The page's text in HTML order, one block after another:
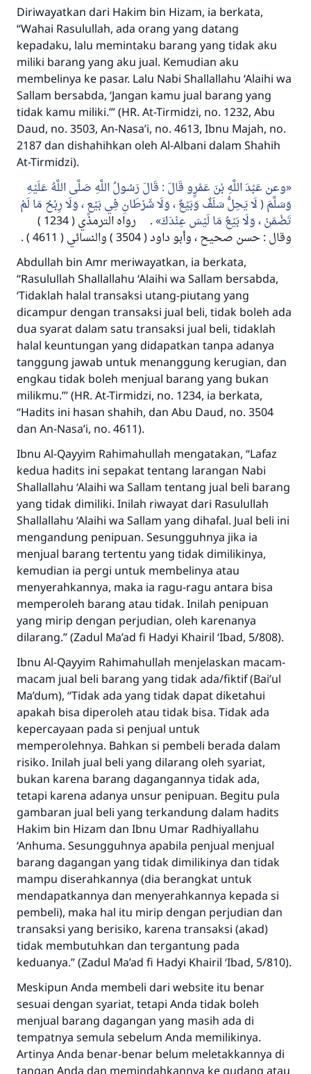
Diriwayatkan dari Hakim bin Hizam, ia berkata,
“Wahai Rasulullah, ada orang yang datang
kepadaku, lalu memintaku barang yang tidak aku
miliki barang yang aku jual. Kemudian aku
membelinya ke pasar. Lalu Nabi Shallallahu ‘Alaihi wa
Sallam bersabda, ‘Jangan kamu jual barang yang
tidak kamu miliki.’” (HR. At-Tirmidzi, no. 1232, Abu
Daud, no. 3503, An-Nasa’i, no. 4613, Ibnu Majah, no.
2187 dan dishahihkan oleh Al-Albani dalam Shahih
At-Tirmidzi).
وعن عَبْدَ اللَّهِ بْنَ عَمْرٍو قَالَ : قَالَ رَسُولُ اللَّهِ صَلَّى اللَّهُ عَلَيْهِ
وَسَلَّمَ ( لَا يَحِلُّ سَلَفٌ وَبَيْعٌ ، وَلَا شَرْطَانِ فِي بَيْعٍ ، وَلَا رِبْحُ مَا لَمْ
تَضْمَنْ ، وَلَا بَيْعُ مَا لَيْسَ عِنْدَكَ
. رواه الترمذي ( 1234 )
وقال : حسن صحيح ، وأبو داود ( 3504 ) والنسائي ( 4611 ) .
Abdullah bin Amr meriwayatkan, ia berkata,
“Rasulullah Shallallahu ‘Alaihi wa Sallam bersabda,
‘Tidaklah halal transaksi utang-piutang yang
dicampur dengan transaksi jual beli, tidak boleh ada
dua syarat dalam satu transaksi jual beli, tidaklah
halal keuntungan yang didapatkan tanpa adanya
tanggung jawab untuk menanggung kerugian, dan
engkau tidak boleh menjual barang yang bukan
milikmu.”’ (HR. At-Tirmidzi, no. 1234, ia berkata,
“Hadits ini hasan shahih, dan Abu Daud, no. 3504
dan An-Nasa’i, no. 4611).
Ibnu Al-Qayyim Rahimahullah mengatakan, “Lafaz
kedua hadits ini sepakat tentang larangan Nabi
Shallallahu ‘Alaihi wa Sallam tentang jual beli barang
yang tidak dimiliki. Inilah riwayat dari Rasulullah
Shallallahu ‘Alaihi wa Sallam yang dihafal. Jual beli ini
mengandung penipuan. Sesungguhnya jika ia
menjual barang tertentu yang tidak dimilikinya,
kemudian ia pergi untuk membelinya atau
menyerahkannya, maka ia ragu-ragu antara bisa
memperoleh barang atau tidak. Inilah penipuan
yang mirip dengan perjudian, oleh karenanya
dilarang.” (Zadul Ma’ad fi Hadyi Khairil ‘Ibad, 5/808).
Ibnu Al-Qayyim Rahimahullah menjelaskan macam-
macam jual beli barang yang tidak ada/fiktif (Bai’ul
Ma’dum), “Tidak ada yang tidak dapat diketahui
apakah bisa diperoleh atau tidak bisa. Tidak ada
kepercayaan pada si penjual untuk
memperolehnya. Bahkan si pembeli berada dalam
risiko. Inilah jual beli yang dilarang oleh syariat,
bukan karena barang dagangannya tidak ada,
tetapi karena adanya unsur penipuan. Begitu pula
gambaran jual beli yang terkandung dalam hadits
Hakim bin Hizam dan Ibnu Umar Radhiyallahu
‘Anhuma. Sesungguhnya apabila penjual menjual
barang dagangan yang tidak dimilikinya dan tidak
mampu diserahkannya (dia berangkat untuk
mendapatkannya dan menyerahkannya kepada si
pembeli), maka hal itu mirip dengan perjudian dan
transaksi yang berisiko, karena transaksi (akad)
tidak membutuhkan dan tergantung pada
keduanya.” (Zadul Ma’ad fi Hadyi Khairil ‘Ibad, 5/810).
Meskipun Anda membeli dari website itu benar
sesuai dengan syariat, tetapi Anda tidak boleh
menjual barang dagangan yang masih ada di
tempatnya semula sebelum Anda memilikinya.
Artinya Anda benar-benar belum meletakkannya di
tangan Anda dan memindahkannya ke gudang atau
Jawaban no. 110845
menyelamatkan pernikahan.
Bantu kami dalam memberikan jawaban untuk umat